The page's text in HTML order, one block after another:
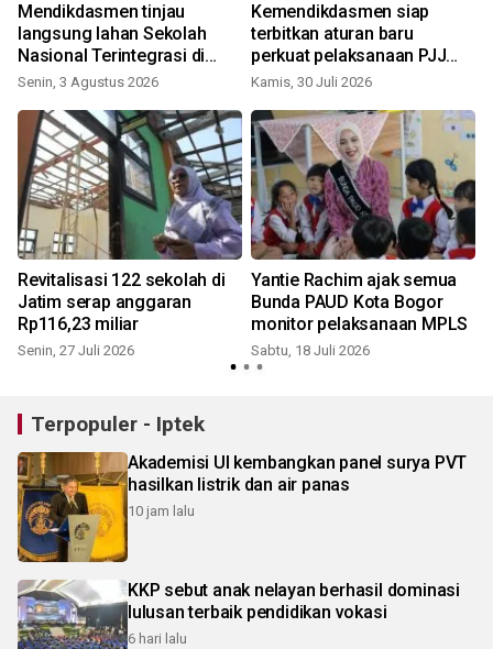
Mendikdasmen tinjau
langsung lahan Sekolah
Nasional Terintegrasi di
Jepara
Senin, 3 Agustus 2026
Kemendikdasmen siap
terbitkan aturan baru
perkuat pelaksanaan PJJ
tekan angka ATS
Kamis, 30 Juli 2026
Revitalisasi 122 sekolah di
Jatim serap anggaran
Rp116,23 miliar
Senin, 27 Juli 2026
Yantie Rachim ajak semua
Bunda PAUD Kota Bogor
monitor pelaksanaan MPLS
Sabtu, 18 Juli 2026
Terpopuler - Iptek
Akademisi UI kembangkan panel surya PVT
hasilkan listrik dan air panas
10 jam lalu
KKP sebut anak nelayan berhasil dominasi
lulusan terbaik pendidikan vokasi
6 hari lalu